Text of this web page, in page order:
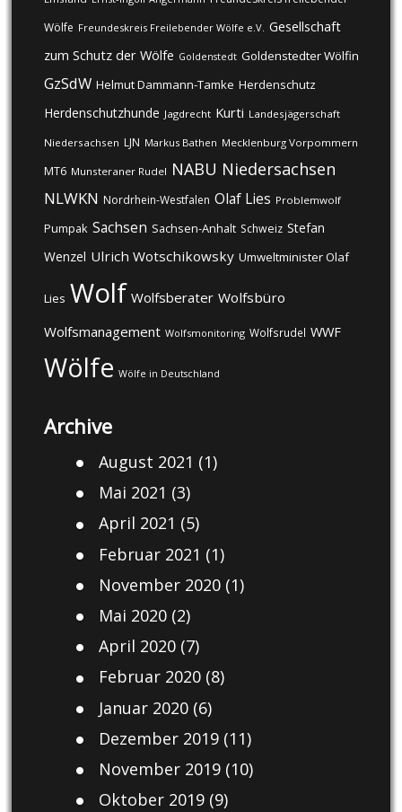
Wölfe Freundeskreis Freilebender Wölfe e.V. Gesellschaft
zum Schutz der Wölfe Goldenstedt Goldenstedter Wölfin
GzSdW Helmut Dammann-Tamke Herdenschutz
Herdenschutzhunde Jagdrecht Kurti Landesjägerschaft
Niedersachsen LJN Markus Bathen Mecklenburg Vorpommern
MT6 Munsteraner Rudel NABU Niedersachsen
NLWKN Nordrhein-Westfalen Olaf Lies Problemwolf
Pumpak Sachsen Sachsen-Anhalt Schweiz Stefan
Wenzel Ulrich Wotschikowsky Umweltminister Olaf
Lies Wolf Wolfsberater Wolfsbüro
Wolfsmanagement Wolfsmonitoring Wolfsrudel WWF
Wölfe Wölfe in Deutschland
Archive
August 2021 (1)
Mai 2021 (3)
April 2021 (5)
Februar 2021 (1)
November 2020(1)
Mai 2020(2)
April 2020(7)
Februar 2020(8)
Januar 2020(6)
Dezember 2019(11)
November 2019(10)
Oktober 2019(9)